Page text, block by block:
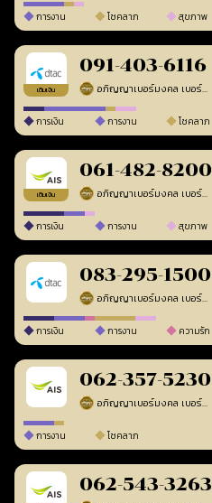
การงาน โชคลาภ สุขภาพ
เติมเงิน
091-403-6116
อภิญญาเบอร์มงคล เบอร์สวยเลขศาสตร์
การเงิน การงาน โชคลาภ
เติมเงิน
061-482-8200
อภิญญาเบอร์มงคล เบอร์สวยเลขศาสตร์
การเงิน การงาน สุขภาพ
083-295-1500
อภิญญาเบอร์มงคล เบอร์สวยเลขศาสตร์
การเงิน การงาน ความรัก
062-357-5230
อภิญญาเบอร์มงคล เบอร์สวยเลขศาสตร์
การงาน โชคลาภ
062-543-3263